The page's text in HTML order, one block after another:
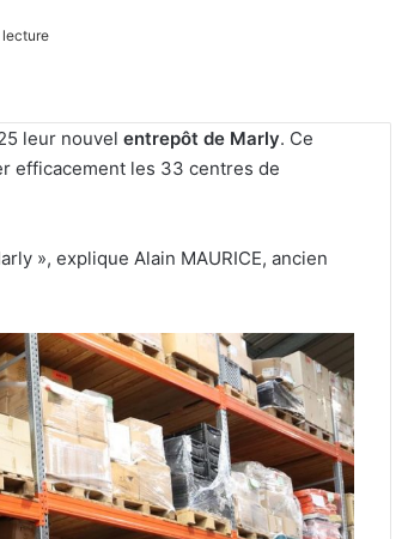
leur nouvel entrepôt de Marly. Ce
efficacement les 33 centres de
», explique Alain MAURICE, ancien